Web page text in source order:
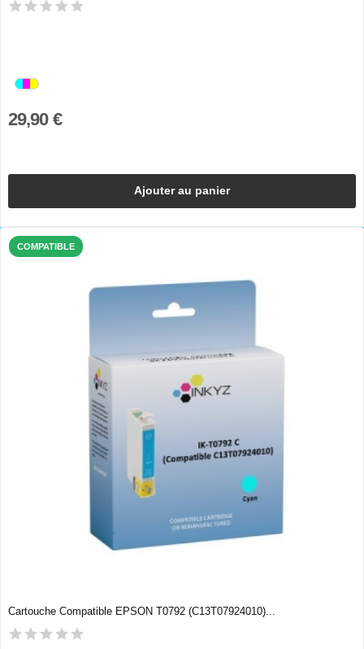
29,90 €
Ajouter au panier
COMPATIBLE
Cartouche Compatible EPSON T0792 (C13T07924010)...